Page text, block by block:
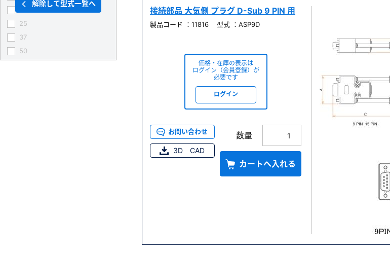
接続部品 大気側 プラグ D-Sub 9 PIN 用
製品コード ：11816 型式 ：ASP9D
価格・在庫の表示は
ログイン（会員登録）が
必要です
ログイン
お問い合わせ
3D CAD
数量
カートへ入れる
15
25
37
50
解除して型式一覧へ